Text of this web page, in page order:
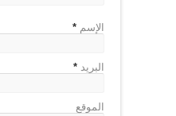
الإسم *
البريد *
الموقع